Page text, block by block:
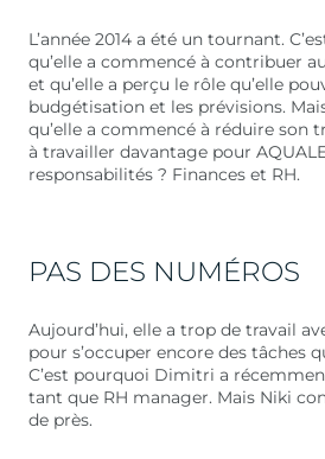
L’année 2014 a été un tournant.
qu’elle a commencé à contribuer
et qu’elle a perçu le rôle qu’elle
budgétisation et les prévisions. Mais
qu’elle a commencé à réduire son
à travailler davantage pour
responsabilités ? Finances et RH.
PAS DES NUMÉROS
Aujourd’hui, elle a trop de travail
pour s’occuper encore des tâches
C’est pourquoi Dimitri a
tant que RH manager. Mais Niki
de près.